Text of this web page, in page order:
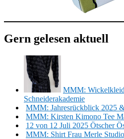
Gern gelesen aktuell
MMM:
Schneiderakademie
MMM: Jahresrückblick 2025
MMM: Kirsten Kimono Tee
12 von 12 Juli 2025 Ötscher
MMM: Shirt Frau Merle